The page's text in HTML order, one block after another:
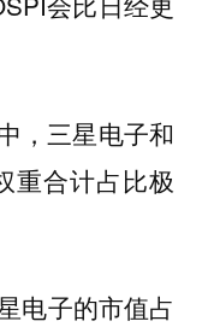
，三星电子和
重合计占比极
电子的市值占